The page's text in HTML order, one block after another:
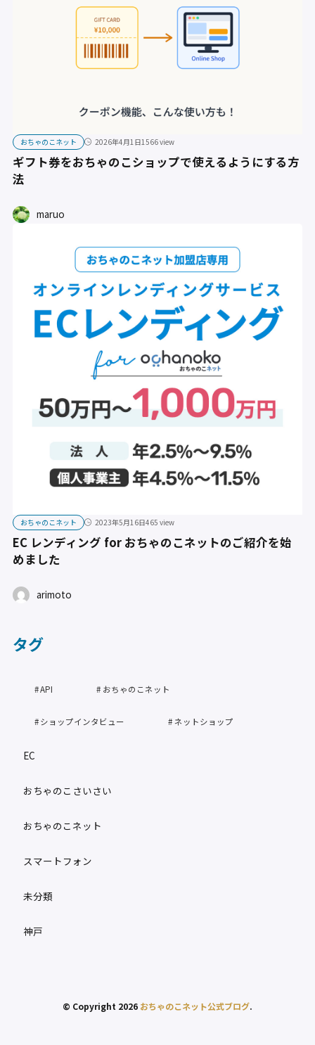
おちゃのこネット 2026年4月1日1566 view
ギフト券をおちゃのこショップで使えるようにする方
法
maruo
おちゃのこネット 2023年5月16日465 view
EC レンディング for おちゃのこネットのご紹介を始
めました
arimoto
タグ
API おちゃのこネット
ショップインタビュー ネットショップ
EC
おちゃのこさいさい
おちゃのこネット
スマートフォン
未分類
神戸
© Copyright 2026 おちゃのこネット公式ブログ.